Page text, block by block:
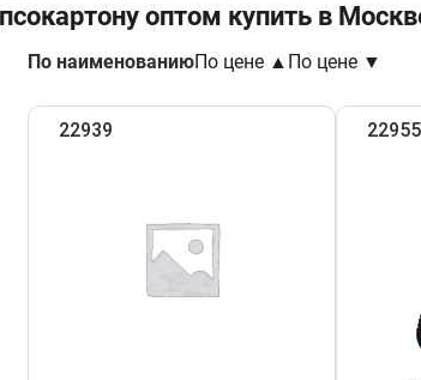
оптом купить в
По наименованиюПо цене ▲ По цене ▼
22939 22955